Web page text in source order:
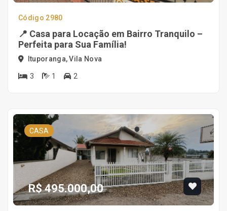
Código 2980
📍 Casa para Locação em Bairro Tranquilo –
Perfeita para Sua Família!
Ituporanga, Vila Nova
3 1 2
CASA
R$ 495.000,00